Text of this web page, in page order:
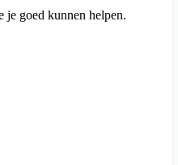
je goed kunnen helpen.